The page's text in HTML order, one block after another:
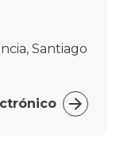
Santiago